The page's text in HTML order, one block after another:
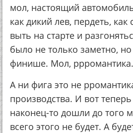
мол, настоящий
как дикий лев, пердеть, как
выть на старте и
было не только заметно,
финише. Мол, ррромантика.
А ни фига это не
производства. И вот
наконец-то дошли до того
всего этого не будет. А